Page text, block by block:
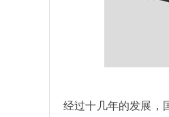
经过十几年的发展，